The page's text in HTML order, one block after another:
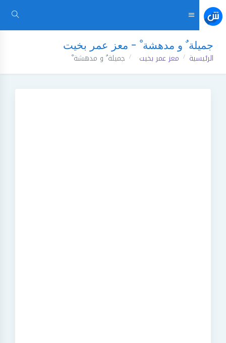
جميلة ٌ و مدهشة ْ - معز عمر بخيت
الرئيسية معز عمر بخيت جميلة ٌ و مدهشة ْ